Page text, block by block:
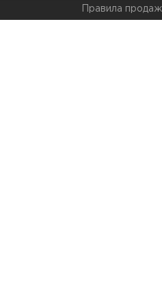
Правила